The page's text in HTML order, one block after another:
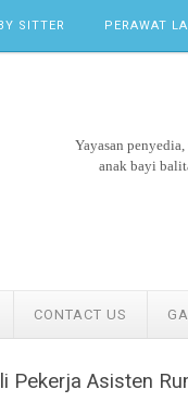
SITTER PERAWAT
Yayasan
anak bayi
CONTACT US
Pekerja Asisten